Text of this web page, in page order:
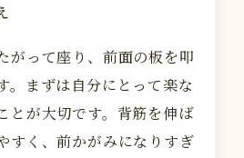
がって座り、前面の板を叩
。まずは自分にとって楽な
とが大切です。背筋を伸ば
すく、前かがみになりすぎ